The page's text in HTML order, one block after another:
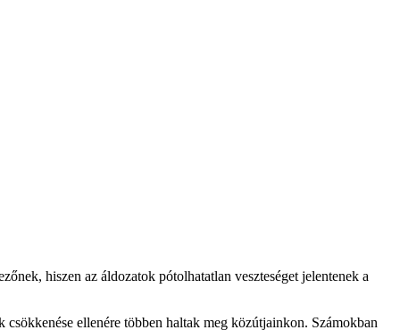
hiszen az áldozatok pótolhatatlan veszteséget jelentenek a
csökkenése ellenére többen haltak meg közútjainkon. Számokban